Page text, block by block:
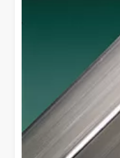
بالليزر إحدى